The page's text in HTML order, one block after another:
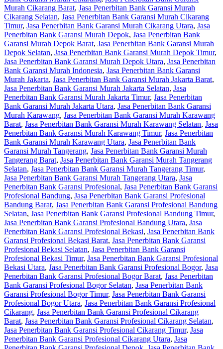
Murah Cikarang Barat, Jasa Penerbitan Bank Garansi Murah
Cikarang Selatan, Jasa Penerbitan Bank Garansi Murah Cikarang
Timur, Jasa Penerbitan Bank Garansi Murah Cikarang Utara, Jasa
Penerbitan Bank Garansi Murah Depok, Jasa Penerbitan Bank
Garansi Murah Depok Barat, Jasa Penerbitan Bank Garansi Murah
Depok Selatan, Jasa Penerbitan Bank Garansi Murah Depok Timur,
Jasa Penerbitan Bank Garansi Murah Depok Utara, Jasa Penerbitan
Bank Garansi Murah Indonesia, Jasa Penerbitan Bank Garansi
Murah Jakarta, Jasa Penerbitan Bank Garansi Murah Jakarta Barat,
Jasa Penerbitan Bank Garansi Murah Jakarta Selatan, Jasa
Penerbitan Bank Garansi Murah Jakarta Timur, Jasa Penerbitan
Bank Garansi Murah Jakarta Utara, Jasa Penerbitan Bank Garansi
Murah Karawang, Jasa Penerbitan Bank Garansi Murah Karawang
Barat, Jasa Penerbitan Bank Garansi Murah Karawang Selatan, Jasa
Penerbitan Bank Garansi Murah Karawang Timur, Jasa Penerbitan
Bank Garansi Murah Karawang Utara, Jasa Penerbitan Bank
Garansi Murah Tangerang, Jasa Penerbitan Bank Garansi Murah
Tangerang Barat, Jasa Penerbitan Bank Garansi Murah Tangerang
Selatan, Jasa Penerbitan Bank Garansi Murah Tangerang Timur,
Jasa Penerbitan Bank Garansi Murah Tangerang Utara, Jasa
Penerbitan Bank Garansi Profesional, Jasa Penerbitan Bank Garansi
Profesional Bandung, Jasa Penerbitan Bank Garansi Profesional
Bandung Barat, Jasa Penerbitan Bank Garansi Profesional Bandung
Selatan, Jasa Penerbitan Bank Garansi Profesional Bandung Timur,
Jasa Penerbitan Bank Garansi Profesional Bandung Utara, Jasa
Penerbitan Bank Garansi Profesional Bekasi, Jasa Penerbitan Bank
Garansi Profesional Bekasi Barat, Jasa Penerbitan Bank Garansi
Profesional Bekasi Selatan, Jasa Penerbitan Bank Garansi
Profesional Bekasi Timur, Jasa Penerbitan Bank Garansi Profesional
Bekasi Utara, Jasa Penerbitan Bank Garansi Profesional Bogor, Jasa
Penerbitan Bank Garansi Profesional Bogor Barat, Jasa Penerbitan
Bank Garansi Profesional Bogor Selatan, Jasa Penerbitan Bank
Garansi Profesional Bogor Timur, Jasa Penerbitan Bank Garansi
Profesional Bogor Utara, Jasa Penerbitan Bank Garansi Profesional
Cikarang, Jasa Penerbitan Bank Garansi Profesional Cikarang
Barat, Jasa Penerbitan Bank Garansi Profesional Cikarang Selatan,
Jasa Penerbitan Bank Garansi Profesional Cikarang Timur, Jasa
Penerbitan Bank Garansi Profesional Cikarang Utara, Jasa